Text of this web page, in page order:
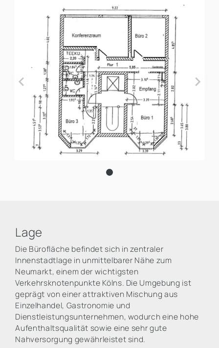
Lage
Die Bürofläche befindet sich in zentraler
Innenstadtlage in unmittelbarer Nähe zum
Neumarkt, einem der wichtigsten
Verkehrsknotenpunkte Kölns. Die Umgebung ist
geprägt von einer attraktiven Mischung aus
Einzelhandel, Gastronomie und
Dienstleistungsunternehmen, wodurch eine hohe
Aufenthaltsqualität sowie eine sehr gute
Nahversorgung gewährleistet sind.